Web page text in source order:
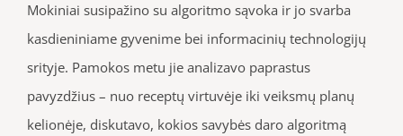
Mokiniai susipažino su algoritmo sąvoka ir jo svarba
kasdieniniame gyvenime bei informacinių technologijų
srityje. Pamokos metu jie analizavo paprastus
pavyzdžius – nuo receptų virtuvėje iki veiksmų planų
kelionėje, diskutavo, kokios savybės daro algoritmą